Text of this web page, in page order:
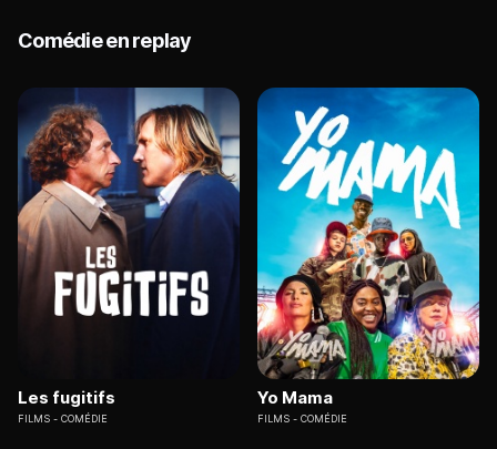
Comédie en replay
Les fugitifs
FILMS COMÉDIE
Yo Mama
FILMS COMÉDIE